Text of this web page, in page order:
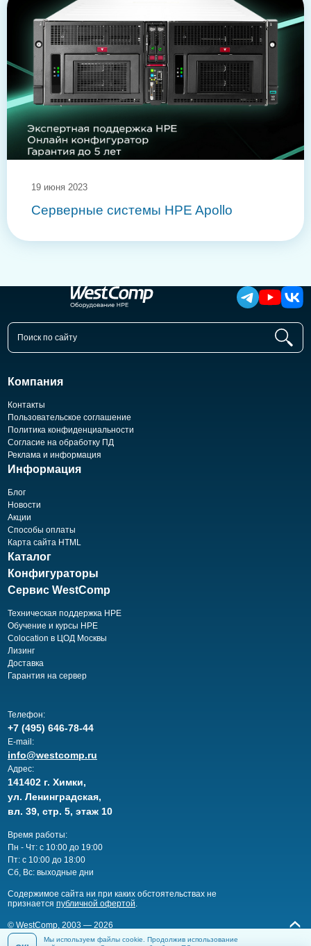
19 июня 2023
Серверные системы HPE Apollo
Компания
Контакты
Пользовательское соглашение
Политика конфиденциальности
Согласие на обработку ПД
Реклама и информация
Информация
Блог
Новости
Акции
Способы оплаты
Карта сайта HTML
Каталог
Конфигураторы
Сервис WestComp
Техническая поддержка HPE
Обучение и курсы HPE
Colocation в ЦОД Москвы
Лизинг
Доставка
Гарантия на сервер
Телефон:
+7 (495) 646-78-44
E-mail:
info@westcomp.ru
Адрес:
141402 г. Химки,
ул. Ленинградская,
вл. 39, стр. 5, этаж 10
Время работы:
Пн - Чт: с 10:00 до 19:00
Пт: с 10:00 до 18:00
Сб, Вс: выходные дни
Cодержимое сайта ни при каких обстоятельствах не
признается публичной офертой.
© WestComp, 2003 — 2026
Мы используем файлы cookie. Продолжив использование